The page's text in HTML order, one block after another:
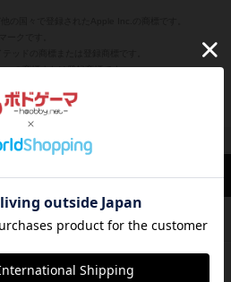
の商標または登録商標です。
みつお 閉じる
履歴を記録し
しませんか？
マを利用中！
る
ビュー